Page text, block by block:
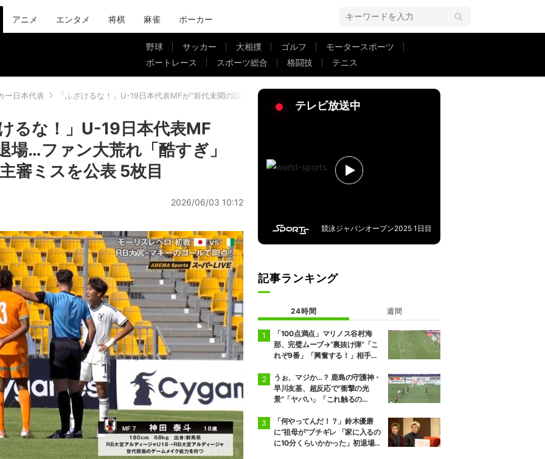
アニメ エンタメ 将棋 麻雀 ポーカー
野球 サッカー 大相撲 ゴルフ
モータースポーツ
ボートレース
スポーツ総合 格闘技 テニス
ー日本代表 「ふざけるな！」U-19日本代表MFが“前代未聞の誤審”で退場…ファン大荒れ「酷すぎ」「許されない」大会は主審ミスを公表
るな！」U-19日本代表MF
場…ファン大荒れ「酷すぎ」
審ミスを公表 5枚目
2026/06/03 10:12
テレビ放送中
競泳ジャパンオープン2025 1日目
記事ランキング
24時間 週間
「100点満点」マリノス谷村海
那、完璧ムーブ→“裏抜け弾”「こ
れぞ9番」「興奮する！」相手守
出し”
うぉ、マジか…？ 鹿島の守護神・
早川友基、超反応で“衝撃の光
景”「ヤバい」「これ触るの
本“スーパーセーブ”
「何やってんだ！？」鈴木優磨
に“祖母が”ブチギレ 「家に入るの
に10分くらいかかった」初退場の